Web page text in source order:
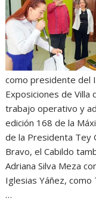
como presidente del
Exposiciones de Villa
trabajo operativo y
edición 168 de la
de la Presidenta Tey
Bravo, el Cabildo
Adriana Silva Meza
Iglesias Yáñez,
…